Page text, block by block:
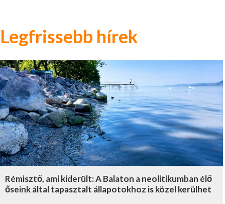
Legfrissebb hírek
Rémisztő, ami kiderült: A Balaton a neolitikumban élő
őseink által tapasztalt állapotokhoz is közel kerülhet